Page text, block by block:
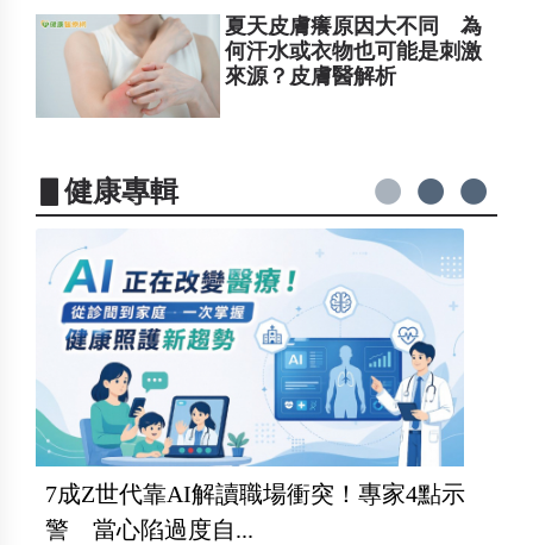
夏天皮膚癢原因大不同 為
何汗水或衣物也可能是刺激
來源？皮膚醫解析
▋健康專輯
7成Z世代靠AI解讀職場衝突！專家4點示
警 當心陷過度自...